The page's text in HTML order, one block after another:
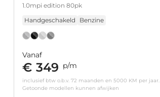
1.0mpi edition 80pk
Handgeschakeld
Benzine
Vanaf
€ 349 p/m
inclusief btw o.b.v. 72 maanden en 5000 KM per jaar.
Getoonde modellen kunnen afwijken